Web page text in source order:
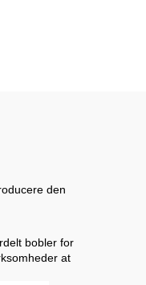
den
bobler for
at